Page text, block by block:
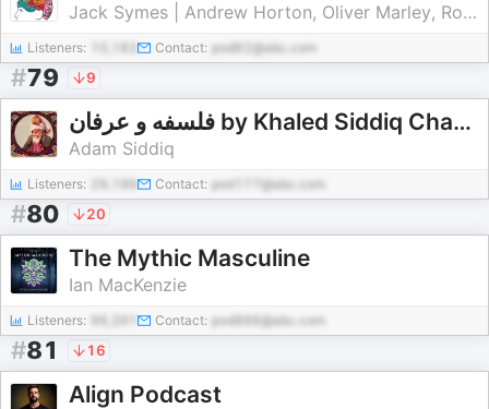
Jack Symes | Andrew Horton, Oliver Marley, Rose de Castellane, Gregory Mill
Listeners: Contact: pod62@abc.com
#79 9
فلسفه و عرفان by Khaled Siddiq Charkhi
Adam Siddiq
Listeners: Contact: pod177@abc.com
#80 20
The Mythic Masculine
Ian MacKenzie
Listeners: Contact: pod886@abc.com
#81 16
Align Podcast